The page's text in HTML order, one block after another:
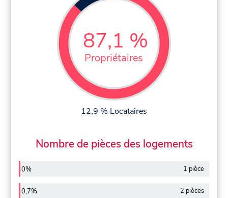
87,1 %
Propriétaires
12,9 % Locataires
Nombre de pièces des logements
0% 1 pièce
0,7% 2 pièces